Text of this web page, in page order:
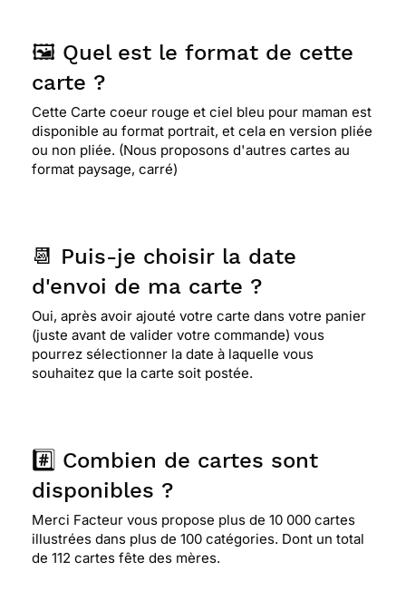
🖼️ Quel est le format de cette
carte ?
Cette Carte coeur rouge et ciel bleu pour maman est
disponible au format portrait, et cela en version pliée
ou non pliée. (Nous proposons d'autres cartes au
format paysage, carré)
📆 Puis-je choisir la date
d'envoi de ma carte ?
Oui, après avoir ajouté votre carte dans votre panier
(juste avant de valider votre commande) vous
pourrez sélectionner la date à laquelle vous
souhaitez que la carte soit postée.
#️⃣ Combien de cartes sont
disponibles ?
Merci Facteur vous propose plus de 10 000 cartes
illustrées dans plus de 100 catégories. Dont un total
de 112 cartes fête des mères.